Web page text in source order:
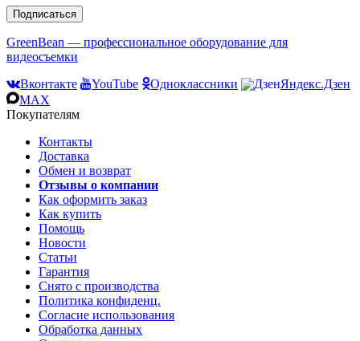
Подписаться
GreenBean — профессиональное оборудование для
видеосъемки
Вконтакте
YouTube Одноклассники
Яндекс.Дзен
MAX
Покупателям
Контакты
Доставка
Обмен и возврат
Отзывы о компании
Как оформить заказ
Как купить
Помощь
Новости
Статьи
Гарантия
Снято с производства
Политика конфиденц.
Согласие использования
Обработка данных